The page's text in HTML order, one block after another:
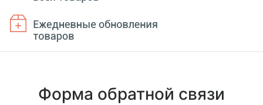
Форма обратной связи